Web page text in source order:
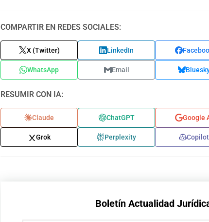
COMPARTIR EN REDES SOCIALES:
X (Twitter) LinkedIn
WhatsApp Email
RESUMIR CON IA:
Claude ChatGPT Google
Grok Perplexity Copilot
Boletín Actualidad